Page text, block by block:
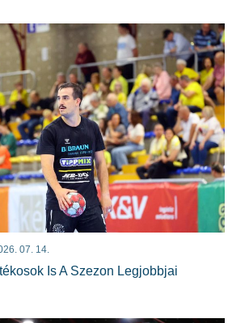
07. 14.
Is A Szezon Legjobbjai